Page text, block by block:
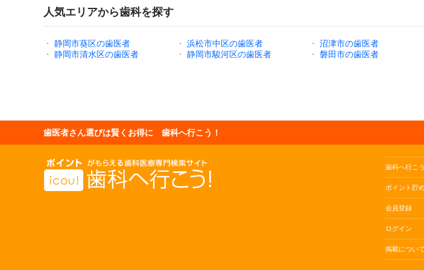
人気エリアから歯科を探す
・ 静岡市葵区の歯医者 ・ 浜松市中区の歯医者 ・ 沼津市の歯医者
・
静岡市清水区の歯医者 ・ 静岡市駿河区の歯医者 ・ 磐田市の歯医者
歯医者さん選びは賢くお得に 歯科へ行こう！
歯科へ行こ
ポイント貯
会員登録
ログイン
掲載について